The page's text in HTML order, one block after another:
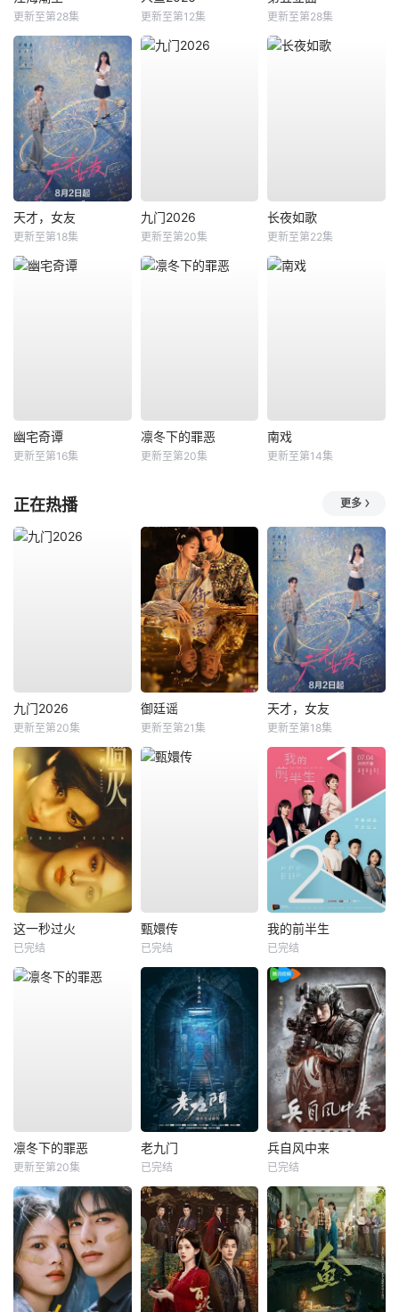
更新至第28集 更新至第12集 更新至第28集
天才，女友
更新至第18集
九门2026
更新至第20集
长夜如歌
更新至第22集
幽宅奇谭
更新至第16集
凛冬下的罪恶
更新至第20集
南戏
更新至第14集
正在热播 更多
九门2026
更新至第20集
御廷谣
更新至第21集
天才，女友
更新至第18集
这一秒过火
已完结
甄嬛传
已完结
我的前半生
已完结
凛冬下的罪恶
更新至第20集
老九门
已完结
兵自风中来
已完结